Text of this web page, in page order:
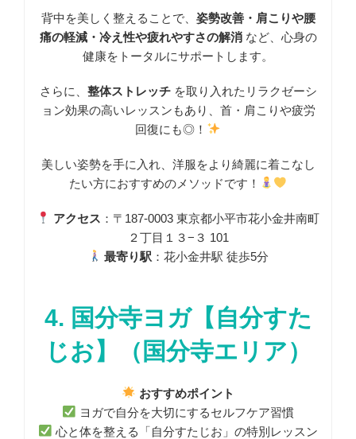
背中を美しく整えることで、 姿勢改善・肩こりや腰
痛の軽減・冷え性や疲れやすさの解消など、心身の
健康をトータルにサポートします。
さらに、 整体ストレッチを取り入れたリラクゼーシ
ョン効果の高いレッスンもあり、首・肩こりや疲労
回復にも◎！
美しい姿勢を手に入れ、洋服をより綺麗に着こなし
たい方におすすめのメソッドです！
アクセス ：〒187-0003 東京都小平市花小金井南町
２丁目１３−３ 101
最寄り駅 ：花小金井駅 徒歩5分
4. 国分寺ヨガ【自分すた
じお】（国分寺エリア）
おすすめポイント
ヨガで自分を大切にするセルフケア習慣
心と体を整える「自分すたじお」の特別レッスン